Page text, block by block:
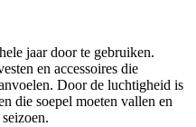
jaar door te gebruiken.
en accessoires die
Door de luchtigheid is
die soepel moeten vallen en